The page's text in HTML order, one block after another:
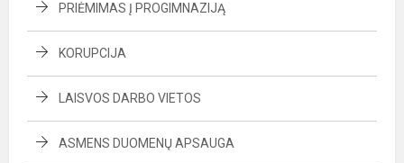
PRIĖMIMAS Į PROGIMNAZIJĄ
KORUPCIJA
LAISVOS DARBO VIETOS
ASMENS DUOMENŲ APSAUGA